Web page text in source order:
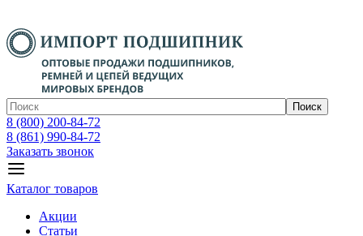
Поиск
8 (800) 200-84-72
8 (861) 990-84-72
Заказать звонок
Каталог товаров
Акции
Статьи